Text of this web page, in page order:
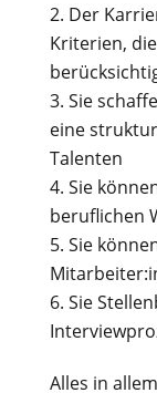
Der
Kriterien,
Sie
eine
Talenten
Sie
beruflichen
Sie
Sie
Alles in